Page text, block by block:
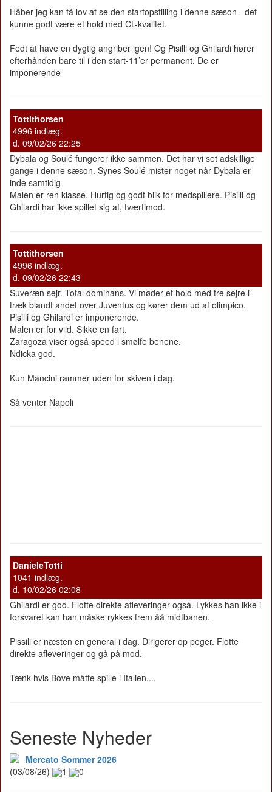
Håber jeg kan få lov at se den startopstilling i denne sæson - det
kunne godt være et hold med CL-kvalitet.
Fedt at have en dygtig angriber igen! Og Pisilli og Ghilardi hører
efterhånden bare til i den start-11’er permanent. De er
imponerende
Tottithorsen
4996 indlæg.
d. 09/02/26 22:25
Dybala og Soulé fungerer ikke sammen. Det har vi set adskillige
gange i denne sæson. Synes Soulé mister noget når Dybala er
inde samtidig
Malen er ren klasse. Hurtig og godt blik for medspillere. Pisilli og
Ghilardi har ikke spillet sig af, tværtimod.
Tottithorsen
4996 indlæg.
d. 09/02/26 22:43
Suveræn sejr. Total dominans. Vi møder et hold med tre sejre i
træk blandt andet over Juventus og kører dem ud af olimpico.
Pisilli og Ghilardi er imponerende.
Malen er for vild. Sikke en fart.
Zaragoza viser også speed i smølfe benene.
Ndicka god.
Kun Mancini rammer uden for skiven i dag.
Så venter Napoli
DanieleTotti
1041 indlæg.
d. 10/02/26 02:08
Ghilardi er god. Flotte direkte afleveringer også. Lykkes han ikke i
forsvaret kan han måske rykkes frem åå midtbanen.
Pissili er næsten en general i dag. Dirigerer op peger. Flotte
direkte afleveringer og gå på mod.
Tænk hvis Bove måtte spille i Italien....
Seneste Nyheder
Mercato Sommer 2026
(03/08/26)
1 0